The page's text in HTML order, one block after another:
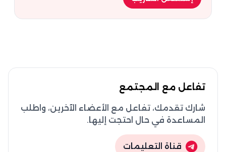
تفاعل مع المجتمع
شارك تقدمك، تفاعل مع الأعضاء الآخرين، واطلب
المساعدة في حال احتجت إليها.
قناة التعليمات